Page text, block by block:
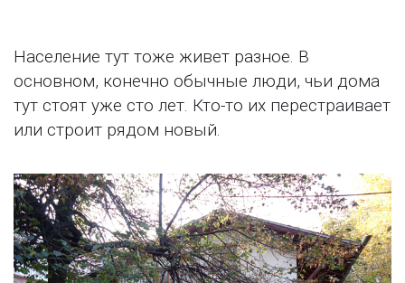
Население тут тоже живет разное. В
основном, конечно обычные люди, чьи дома
тут стоят уже сто лет. Кто-то их перестраивает
или строит рядом новый.